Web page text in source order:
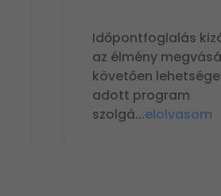
Időpontfoglalás
az élmény
követően
adott program
szolgá...elolvasom